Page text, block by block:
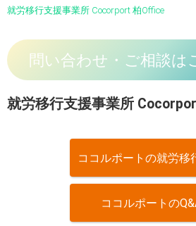
就労移行支援事業所 Cocorport 柏Office
問い合わせ・ご相談は
就労移行支援事業所
ココルポートの就労移
ココルポートの